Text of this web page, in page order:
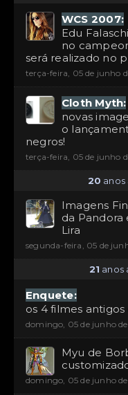
WCS 2007:
Edu
no
será realizado no
terça-feira, 05 de junho
Cloth Myth:
novas
o
negros!
terça-feira, 05 de junho
20 anos
Imagens
da
Lira
segunda-feira, 05 de
21 anos
Enquete:
os 4 filmes
domingo, 05 de junho
Myu de
domingo, 05 de junho